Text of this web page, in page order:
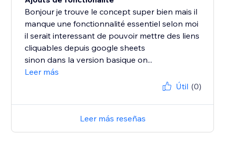
Bonjour je trouve le concept super bien mais il
manque une fonctionnalité essentiel selon moi
il serait interessant de pouvoir mettre des liens
cliquables depuis google sheets
sinon dans la version basique on...
Leer más
Útil (0)
Leer más reseñas